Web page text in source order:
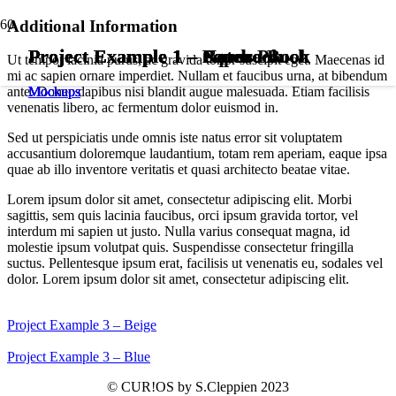
Additional Information
Ut tempor lacinia purus, ac gravida tortor suscipit eget. Maecenas id
mi ac sapien ornare imperdiet. Nullam et faucibus urna, at bibendum
ante. Donec dapibus nisi blandit augue malesuada. Etiam facilisis
venenatis libero, ac fermentum dolor euismod in.
Sed ut perspiciatis unde omnis iste natus error sit voluptatem
accusantium doloremque laudantium, totam rem aperiam, eaque ipsa
quae ab illo inventore veritatis et quasi architecto beatae vitae.
Lorem ipsum dolor sit amet, consectetur adipiscing elit. Morbi
sagittis, sem quis lacinia faucibus, orci ipsum gravida tortor, vel
interdum mi sapien ut justo. Nulla varius consequat magna, id
molestie ipsum volutpat quis. Suspendisse consectetur fringilla
suctus. Pellentesque ipsum erat, facilisis ut venenatis eu, sodales vel
dolor. Lorem ipsum dolor sit amet, consectetur adipiscing elit.
Project Example 3 – Beige
Project Example 3 – Blue
Project Example 1 – Cards
Mockups
Project Example 1 – Notebook
Mockups
Project Example 1 – Square Book
Mockups
Project Example 1 – Paper Pouch
Mockups
© CUR!OS by S.Cleppien 2023